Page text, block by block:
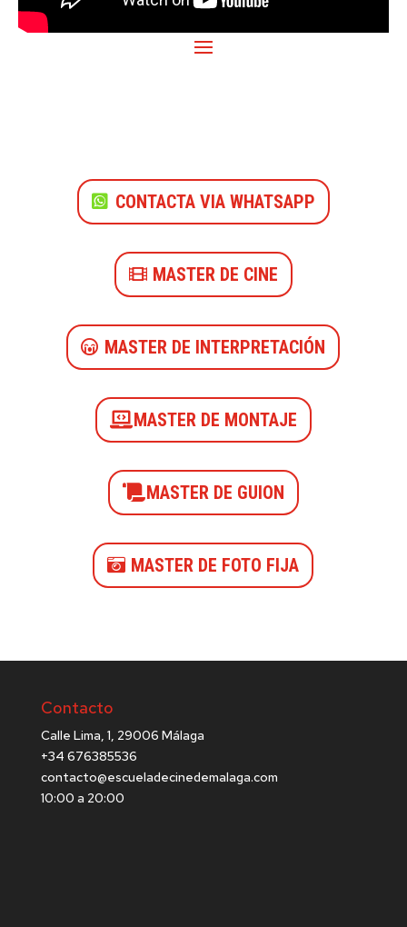
CONTACTA VIA WHATSAPP
MASTER DE CINE
MASTER DE INTERPRETACIÓN
MASTER DE MONTAJE
MASTER DE GUION
MASTER DE FOTO FIJA
Contacto
Calle Lima, 1, 29006 Málaga
+34 676385536
contacto@escueladecinedemalaga.com
10:00 a 20:00